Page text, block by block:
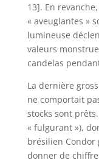
13]. En
« aveuglantes »
lumineuse
valeurs
candelas
La dernière
ne comportait
stocks sont
« fulgurant »),
brésilien Condor
donner de